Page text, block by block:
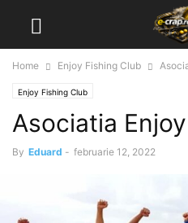
Home Enjoy Fishing Club
Enjoy Fishing Club
Asociatia
By Eduard - februarie 12, 2022